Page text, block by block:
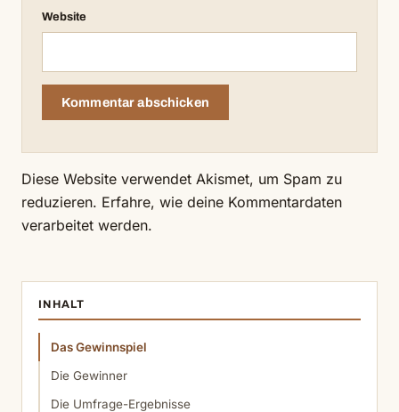
Website
Diese Website verwendet Akismet, um Spam zu
reduzieren. Erfahre, wie deine Kommentardaten
verarbeitet werden.
INHALT
Das Gewinnspiel
Die Gewinner
Die Umfrage-Ergebnisse